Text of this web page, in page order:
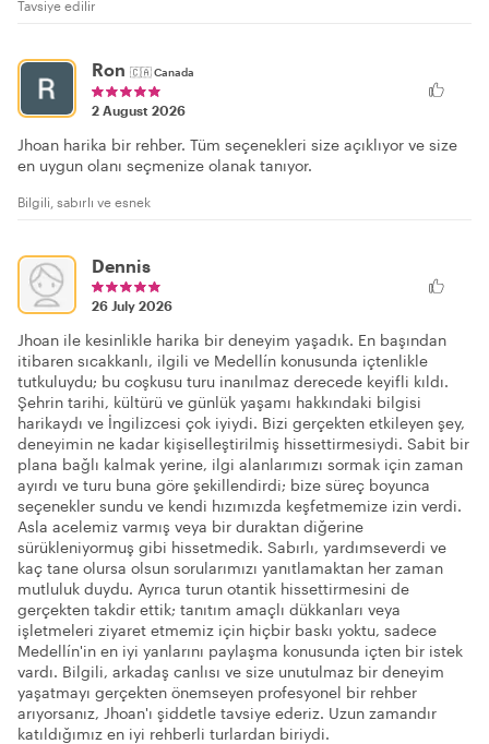
Tavsiye edilir
Ron 🇨🇦Canada
2 August 2026
Jhoan harika bir rehber. Tüm seçenekleri size açıklıyor ve size
en uygun olanı seçmenize olanak tanıyor.
Bilgili, sabırlı ve esnek
Dennis
26 July 2026
Jhoan ile kesinlikle harika bir deneyim yaşadık. En başından
itibaren sıcakkanlı, ilgili ve Medellín konusunda içtenlikle
tutkuluydu; bu coşkusu turu inanılmaz derecede keyifli kıldı.
Şehrin tarihi, kültürü ve günlük yaşamı hakkındaki bilgisi
harikaydı ve İngilizcesi çok iyiydi. Bizi gerçekten etkileyen şey,
deneyimin ne kadar kişiselleştirilmiş hissettirmesiydi. Sabit bir
plana bağlı kalmak yerine, ilgi alanlarımızı sormak için zaman
ayırdı ve turu buna göre şekillendirdi; bize süreç boyunca
seçenekler sundu ve kendi hızımızda keşfetmemize izin verdi.
Asla acelemiz varmış veya bir duraktan diğerine
sürükleniyormuş gibi hissetmedik. Sabırlı, yardımseverdi ve
kaç tane olursa olsun sorularımızı yanıtlamaktan her zaman
mutluluk duydu. Ayrıca turun otantik hissettirmesini de
gerçekten takdir ettik; tanıtım amaçlı dükkanları veya
işletmeleri ziyaret etmemiz için hiçbir baskı yoktu, sadece
Medellín'in en iyi yanlarını paylaşma konusunda içten bir istek
vardı. Bilgili, arkadaş canlısı ve size unutulmaz bir deneyim
yaşatmayı gerçekten önemseyen profesyonel bir rehber
arıyorsanız, Jhoan'ı şiddetle tavsiye ederiz. Uzun zamandır
katıldığımız en iyi rehberli turlardan biriydi.